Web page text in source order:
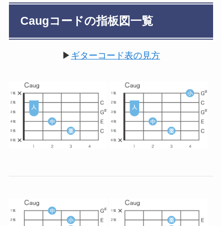
Caugコードの指板図一覧
▶ ギターコード表の見方